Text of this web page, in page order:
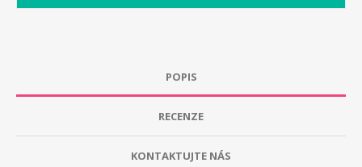
POPIS
RECENZE
KONTAKTUJTE NÁS